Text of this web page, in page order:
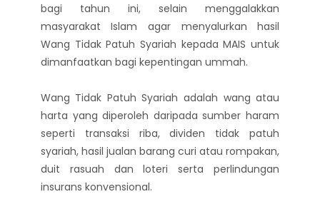
bagi tahun ini, selain menggalakkan
masyarakat Islam agar menyalurkan hasil
Wang Tidak Patuh Syariah kepada MAIS untuk
dimanfaatkan bagi kepentingan ummah.
Wang Tidak Patuh Syariah adalah wang atau
harta yang diperoleh daripada sumber haram
seperti transaksi riba, dividen tidak patuh
syariah, hasil jualan barang curi atau rompakan,
duit rasuah dan loteri serta perlindungan
insurans konvensional.